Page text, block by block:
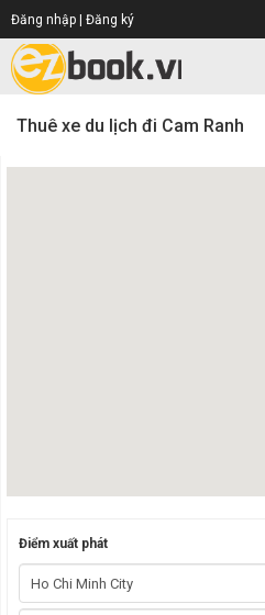
Đăng nhập | Đăng ký
Thuê xe du lịch đi Cam Ranh
Điểm xuất phát